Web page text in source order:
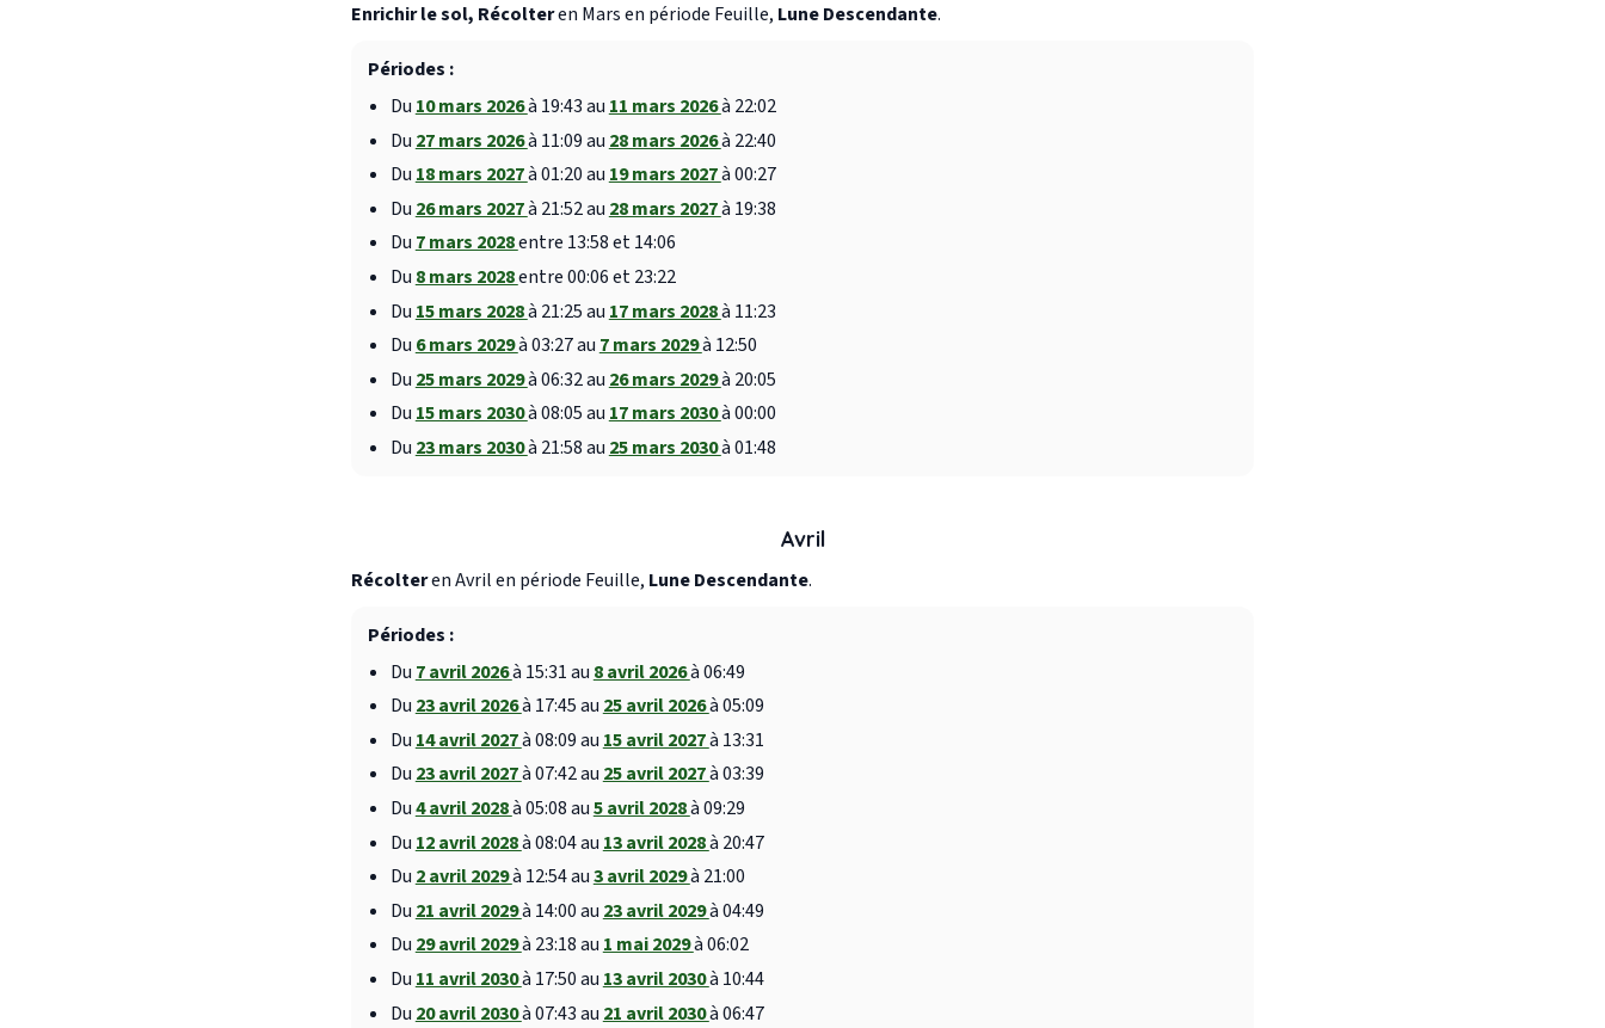
Enrichir le sol, Récolteren Mars en période Feuille, Lune Descendante.
Périodes :
Du 10 mars 2026à 19:43 au 11 mars 2026à 22:02
Du 27 mars 2026à 11:09 au 28 mars 2026à 22:40
Du 18 mars 2027à 01:20 au 19 mars 2027à 00:27
Du 26 mars 2027à 21:52 au 28 mars 2027à 19:38
Du7 mars 2028entre 13:58 et 14:06
Du 8 mars 2028entre 00:06 et 23:22
Du 15 mars 2028à 21:25 au 17 mars 2028à 11:23
Du 6 mars 2029à 03:27 au 7 mars 2029à 12:50
Du 25 mars 2029à 06:32 au 26 mars 2029à 20:05
Du 15 mars 2030à 08:05 au 17 mars 2030à 00:00
Du 23 mars 2030à 21:58 au 25 mars 2030à 01:48
Avril
Récolteren Avril en période Feuille, Lune Descendante.
Périodes :
Du 7 avril 2026à 15:31 au 8 avril 2026à 06:49
Du 23 avril 2026à 17:45 au 25 avril 2026à 05:09
Du 14 avril 2027à 08:09 au 15 avril 2027à 13:31
Du23 avril 2027à 07:42 au25 avril 2027à 03:39
Du4 avril 2028à 05:08 au5 avril 2028à 09:29
Du 12 avril 2028à 08:04 au 13 avril 2028à 20:47
Du 2 avril 2029à 12:54 au3 avril 2029à 21:00
Du 21 avril 2029à 14:00 au 23 avril 2029à 04:49
Du29 avril 2029à 23:18 au1 mai 2029à 06:02
Du 11 avril 2030à 17:50 au 13 avril 2030à 10:44
Du 20 avril 2030à 07:43 au 21 avril 2030à 06:47